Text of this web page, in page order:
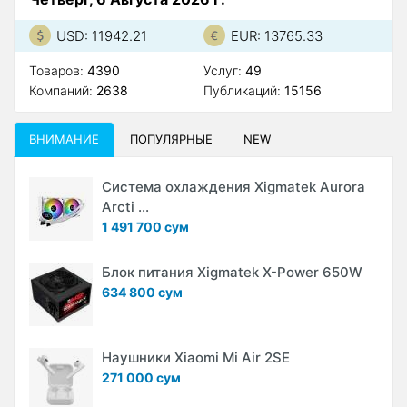
USD: 11942.21 EUR: 13765.33
Товаров: 4390
Компаний: 2638
Услуг: 49
Публикаций: 15156
ВНИМАНИЕ ПОПУЛЯРНЫЕ NEW
Система охлаждения Xigmatek Aurora
Arcti ...
1 491 700 сум
Блок питания Xigmatek X-Power 650W
634 800 сум
Наушники Xiaomi Mi Air 2SE
271 000 сум